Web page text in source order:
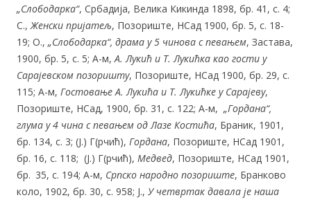
„Слободарка“, Србадија, Велика Кикинда 1898, бр. 41, с. 4;
С.,Женски пријатељ, Позориште, НСад 1900, бр. 5, с. 18-
19; О., „Слободарка“, драма у 5 чинова с певањем, Застава,
1900, бр. 5, с. 5; А-м,А. Лукић и Т. Лукићка као гости у
Сарајевском позоришту, Позориште, НСад 1900, бр. 29, с.
115; А-м, Гостовање А. Лукића и Т. Лукићке у Сарајеву,
Позориште, НСад, 1900, бр. 31, с. 122; А-м, „Гордана“,
глума у4 чина с певањем од Лазе Костића, Браник, 1901,
бр. 134, с. 3; (Ј.) Г(рчић), Гордана, Позориште, НСад 1901,
бр. 16, с. 118; (Ј.) Г(рчић), Медвед, Позориште, НСад 1901,
бр. 35, с. 194; А-м, Српско народно позориште, Бранково
коло, 1902, бр. 30, с. 958; Ј., У четвртак давала је наша